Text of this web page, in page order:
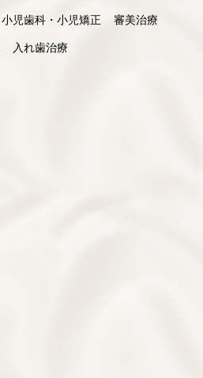
小児歯科・小児矯正 審美治療
入れ歯治療